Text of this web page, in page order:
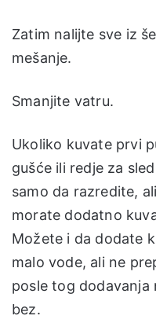
Zatim nalijte sve iz
mešanje.
Smanjite vatru.
Ukoliko kuvate prvi
gušće ili redje za
samo da razredite,
morate dodatno
Možete i da dodate
malo vode, ali ne
posle tog dodavanja
bez.